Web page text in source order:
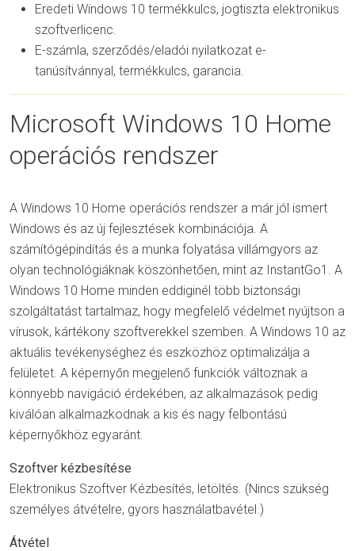
Eredeti Windows 10 termékkulcs, jogtiszta elektronikus
szoftverlicenc.
E-számla, szerződés/eladói nyilatkozat e-
tanúsítvánnyal, termékkulcs, garancia.
Microsoft Windows 10 Home
operációs rendszer
A Windows 10 Home operációs rendszer a már jól ismert
Windows és az új fejlesztések kombinációja. A
számítógépindítás és a munka folyatása villámgyors az
olyan technológiáknak köszönhetően, mint az InstantGo1. A
Windows 10 Home minden eddiginél több biztonsági
szolgáltatást tartalmaz, hogy megfelelő védelmet nyújtson a
vírusok, kártékony szoftverekkel szemben. A Windows 10 az
aktuális tevékenységhez és eszközhöz optimalizálja a
felületet. A képernyőn megjelenő funkciók változnak a
könnyebb navigáció érdekében, az alkalmazások pedig
kiválóan alkalmazkodnak a kis és nagy felbontású
képernyőkhöz egyaránt.
Szoftver kézbesítése
Elektronikus Szoftver Kézbesítés, letöltés. (Nincs szükség
személyes átvételre, gyors használatbavétel.)
Átvétel